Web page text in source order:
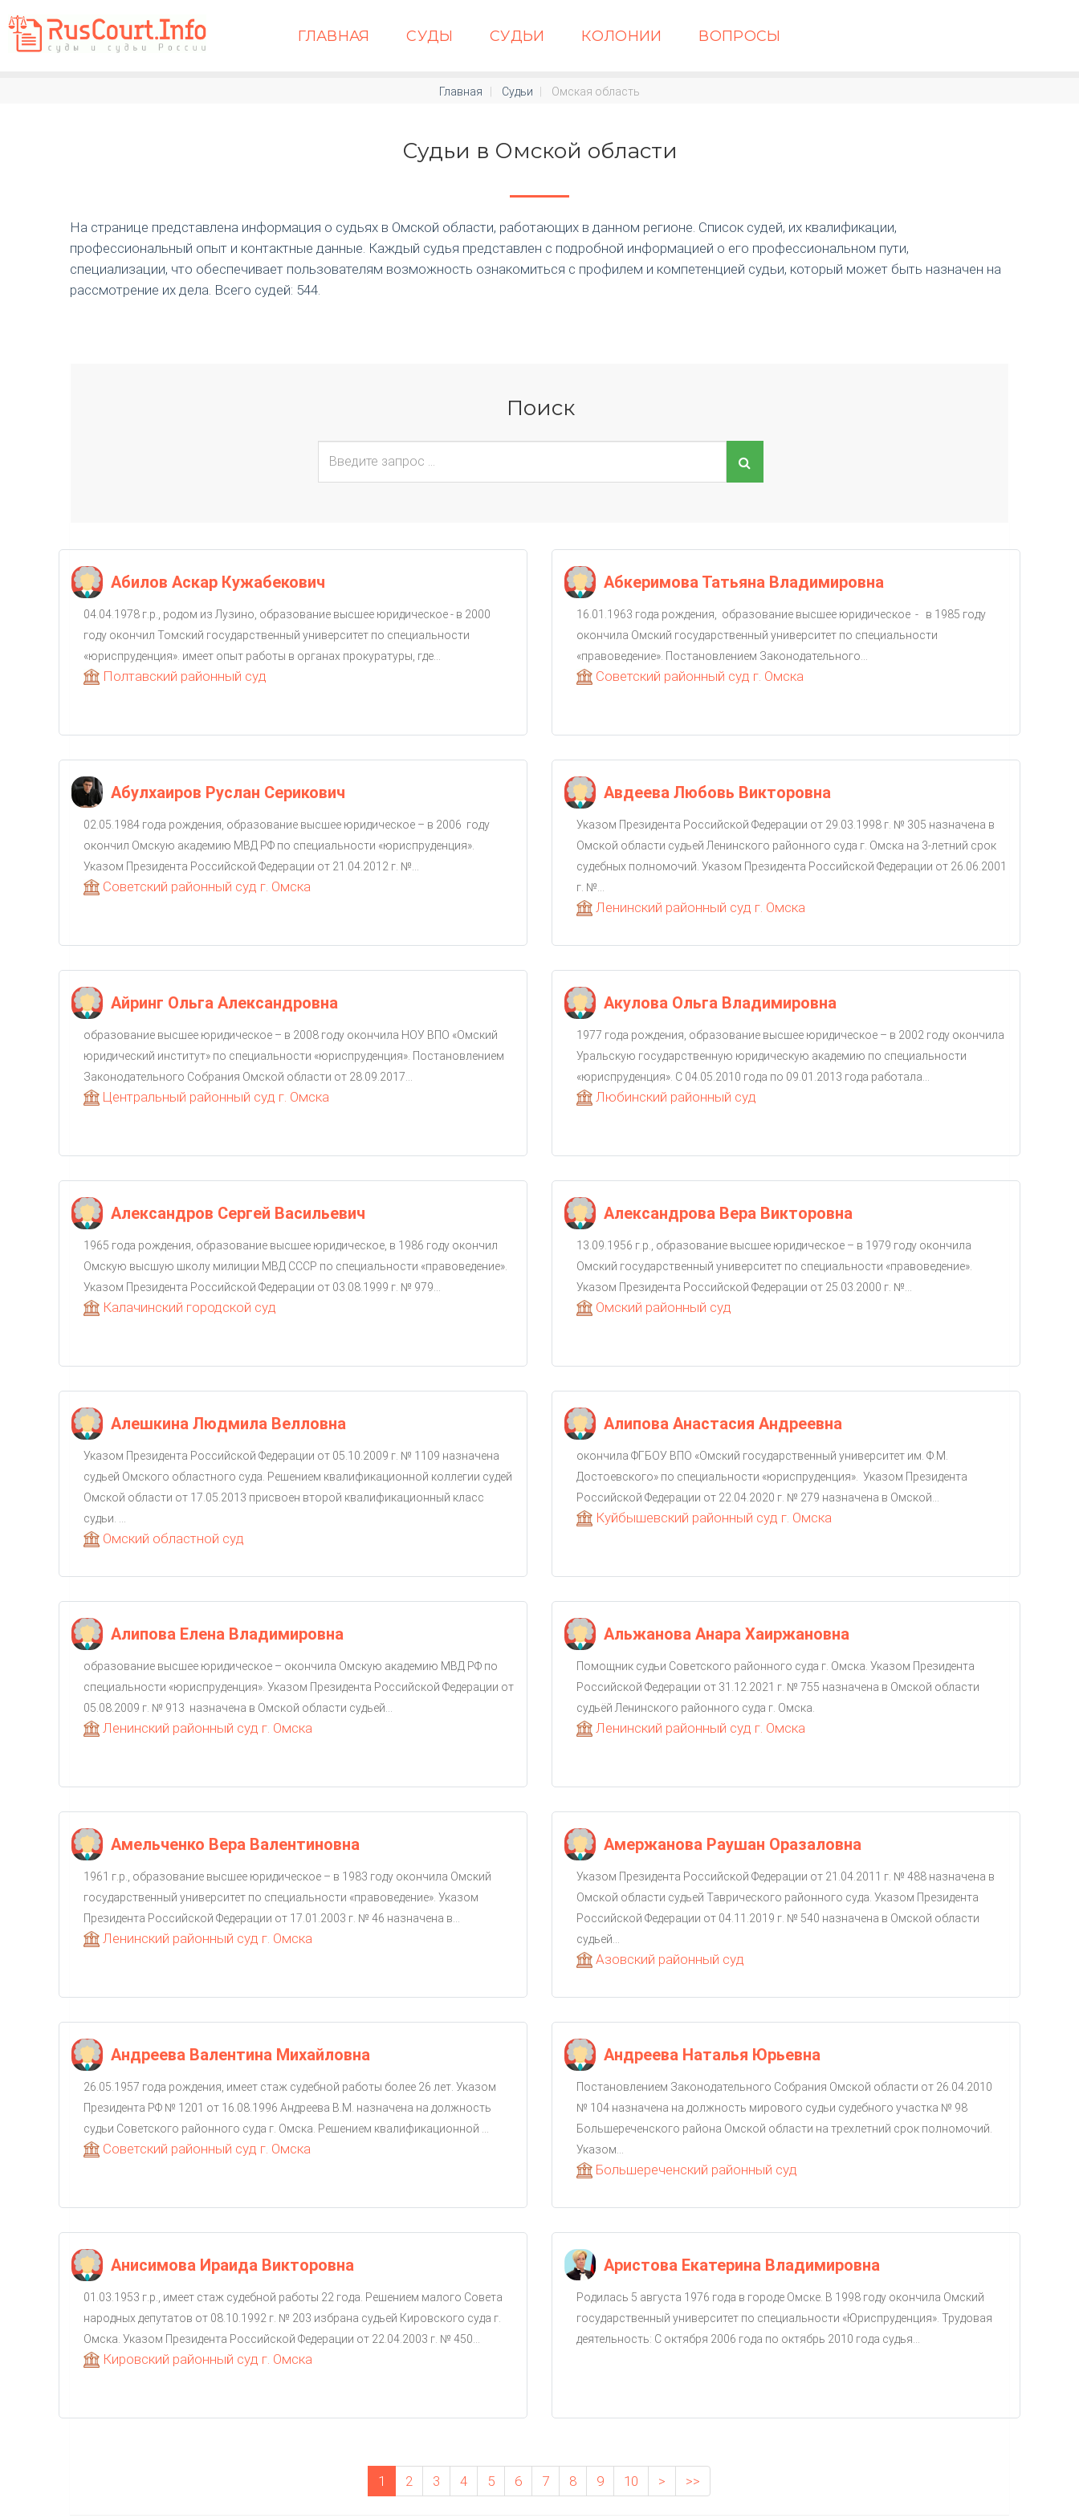
ГЛАВНАЯ СУДЫ СУДЬИ КОЛОНИИ ВОПРОСЫ
Главная Судьи Омская область
Судьи в Омской области
На странице представлена информация о судьях в Омской области, работающих в данном регионе. Список судей, их квалификации,
профессиональный опыт и контактные данные. Каждый судья представлен с подробной информацией о его профессиональном пути,
специализации, что обеспечивает пользователям возможность ознакомиться с профилем и компетенцией судьи, который может быть назначен на
рассмотрение их дела. Всего судей: 544.
Поиск
Абилов Аскар Кужабекович
04.04.1978 г.р., родом из Лузино, образование высшее юридическое - в 2000
году окончил Томский государственный университет по специальности
«юриспруденция». имеет опыт работы в органах прокуратуры, где...
Полтавский районный суд
Абкеримова Татьяна Владимировна
16.01.1963 года рождения, образование высшее юридическое - в 1985 году
окончила Омский государственный университет по специальности
«правоведение». Постановлением Законодательного...
Советский районный суд г. Омска
Абулхаиров Руслан Серикович
02.05.1984 года рождения, образование высшее юридическое – в 2006 году
окончил Омскую академию МВД РФ по специальности «юриспруденция».
Указом Президента Российской Федерации от 21.04.2012 г. №...
Советский районный суд г. Омска
Авдеева Любовь Викторовна
Указом Президента Российской Федерации от 29.03.1998 г. № 305 назначена в
Омской области судьей Ленинского районного суда г. Омска на 3-летний срок
судебных полномочий. Указом Президента Российской Федерации от 26.06.2001
г. №...
Ленинский районный суд г. Омска
Айринг Ольга Александровна
образование высшее юридическое – в 2008 году окончила НОУ ВПО «Омский
юридический институт» по специальности «юриспруденция». Постановлением
Законодательного Собрания Омской области от 28.09.2017...
Центральный районный суд г. Омска
Акулова Ольга Владимировна
1977 года рождения, образование высшее юридическое – в 2002 году окончила
Уральскую государственную юридическую академию по специальности
«юриспруденция». С 04.05.2010 года по 09.01.2013 года работала...
Любинский районный суд
Александров Сергей Васильевич
1965 года рождения, образование высшее юридическое, в 1986 году окончил
Омскую высшую школу милиции МВД СССР по специальности «правоведение».
Указом Президента Российской Федерации от 03.08.1999 г. № 979...
Калачинский городской суд
Александрова Вера Викторовна
13.09.1956 г.р., образование высшее юридическое – в 1979 году окончила
Омский государственный университет по специальности «правоведение».
Указом Президента Российской Федерации от 25.03.2000 г. №...
Омский районный суд
Алешкина Людмила Велловна
Указом Президента Российской Федерации от 05.10.2009 г. № 1109 назначена
судьей Омского областного суда. Решением квалификационной коллегии судей
Омской области от 17.05.2013 присвоен второй квалификационный класс
судьи. ...
Омский областной суд
Алипова Анастасия Андреевна
окончила ФГБОУ ВПО «Омский государственный университет им. Ф.М.
Достоевского» по специальности «юриспруденция». Указом Президента
Российской Федерации от 22.04.2020 г. № 279 назначена в Омской...
Куйбышевский районный суд г. Омска
Алипова Елена Владимировна
образование высшее юридическое – окончила Омскую академию МВД РФ по
специальности «юриспруденция». Указом Президента Российской Федерации от
05.08.2009 г. № 913 назначена в Омской области судьей...
Ленинский районный суд г. Омска
Альжанова Анара Хаиржановна
Помощник судьи Советского районного суда г. Омска. Указом Президента
Российской Федерации от 31.12.2021 г. № 755 назначена в Омской области
судьёй Ленинского районного суда г. Омска.
Ленинский районный суд г. Омска
Амельченко Вера Валентиновна
1961 г.р., образование высшее юридическое – в 1983 году окончила Омский
государственный университет по специальности «правоведение». Указом
Президента Российской Федерации от 17.01.2003 г. № 46 назначена в...
Ленинский районный суд г. Омска
Амержанова Раушан Оразаловна
Указом Президента Российской Федерации от 21.04.2011 г. № 488 назначена в
Омской области судьей Таврического районного суда. Указом Президента
Российской Федерации от 04.11.2019 г. № 540 назначена в Омской области
судьей...
Азовский районный суд
Андреева Валентина Михайловна
26.05.1957 года рождения, имеет стаж судебной работы более 26 лет. Указом
Президента РФ № 1201 от 16.08.1996 Андреева В.М. назначена на должность
судьи Советского районного суда г. Омска. Решением квалификационной ...
Советский районный суд г. Омска
Андреева Наталья Юрьевна
Постановлением Законодательного Собрания Омской области от 26.04.2010
№ 104 назначена на должность мирового судьи судебного участка № 98
Большереченского района Омской области на трехлетний срок полномочий.
Указом...
Большереченский районный суд
Анисимова Ираида Викторовна
01.03.1953 г.р., имеет стаж судебной работы 22 года. Решением малого Совета
народных депутатов от 08.10.1992 г. № 203 избрана судьей Кировского суда г.
Омска. Указом Президента Российской Федерации от 22.04.2003 г. № 450...
Кировский районный суд г. Омска
Аристова Екатерина Владимировна
Родилась 5 августа 1976 года в городе Омске. В 1998 году окончила Омский
государственный университет по специальности «Юриспруденция». Трудовая
деятельность: С октября 2006 года по октябрь 2010 года судья...
1 2 3 4 5 6 7 8 9 10 > >>